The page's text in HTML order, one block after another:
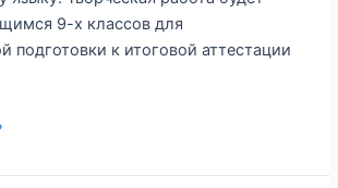
9-х классов для
подготовки к итоговой аттестации